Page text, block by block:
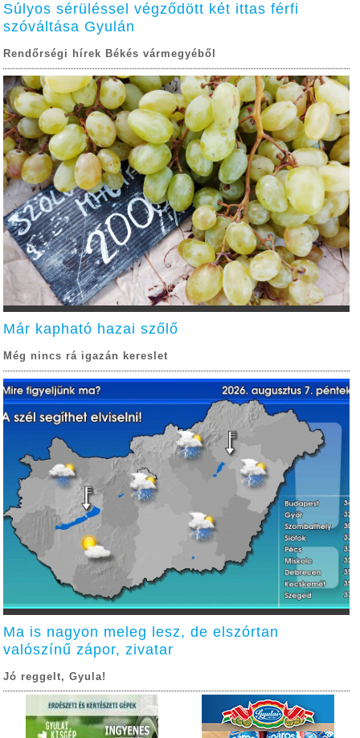
Súlyos sérüléssel végződött két ittas férfi
szóváltása Gyulán
Rendőrségi hírek Békés vármegyéből
Már kapható hazai szőlő
Még nincs rá igazán kereslet
Ma is nagyon meleg lesz, de elszórtan
valószínű zápor, zivatar
Jó reggelt, Gyula!